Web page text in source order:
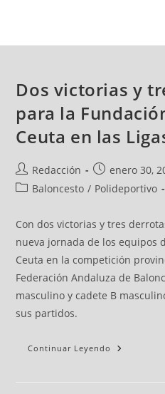
Dos victorias y
para la
Ceuta en las
Redacción
enero 30,
Baloncesto / Polideportivo
Con dos victorias y tres
nueva jornada de los equipos
Ceuta en la competición
Federación Andaluza de
masculino y cadete B
sus partidos.
Continuar Leyendo